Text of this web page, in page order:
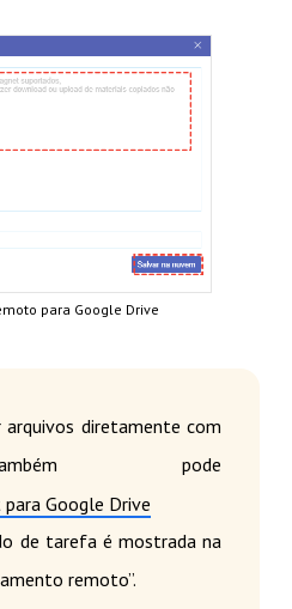
para Google Drive
arquivos diretamente com
pode
Google Drive
de tarefa é mostrada na
remoto”.